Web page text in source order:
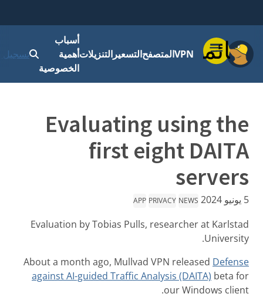
قائمةVPNالمتصفحالتسعيرالتنزيلات
أسباب
أهمية
الخصوصية
تسجيل
Evaluating using the
first eight DAITA
servers
5 يونيو 2024 NEWS
PRIVACY
APP
Evaluation by Tobias Pulls, researcher at Karlstad
University.
About a month ago, Mullvad VPN released Defense
against AI-guided Traffic Analysis (DAITA) beta for
our Windows client.